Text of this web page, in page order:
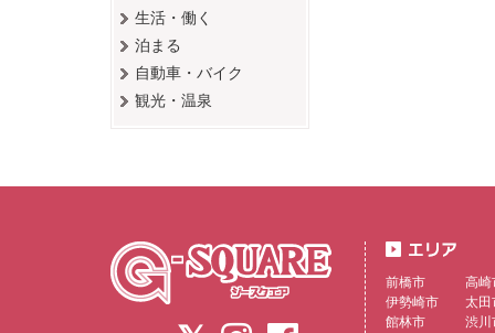
生活・働く
泊まる
自動車・バイク
観光・温泉
前橋市
高崎
伊勢崎市
太田
館林市
渋川